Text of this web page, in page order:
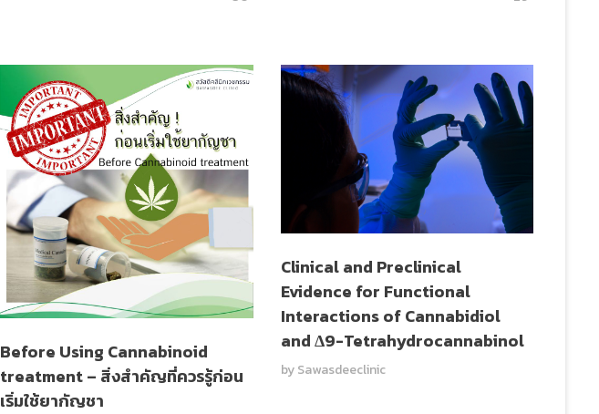
Before Using Cannabinoid
treatment – สิ่งสำคัญที่ควรรู้ก่อน
เริ่มใช้ยากัญชา
Clinical and Preclinical
Evidence for Functional
Interactions of Cannabidiol
and Δ9-Tetrahydrocannabinol
by Sawasdeeclinic